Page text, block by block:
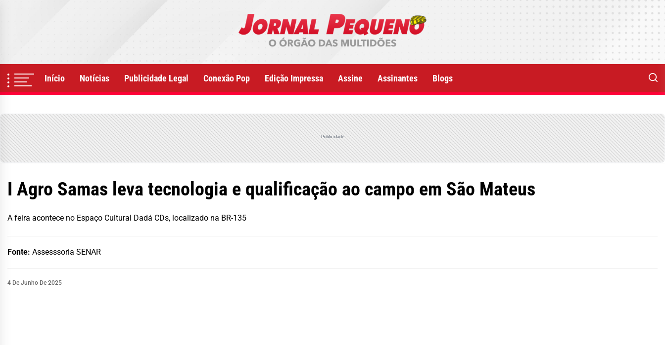
Início Notícias Publicidade Legal Conexão Pop Edição Impressa Assine Assinantes Blogs
Publicidade
I Agro Samas leva tecnologia e qualificação ao campo em São Mateus
A feira acontece no Espaço Cultural Dadá CDs, localizado na BR-135
Fonte: Assesssoria SENAR
4 De Junho De 2025